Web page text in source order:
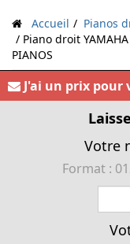
Accueil
Pianos
Piano droit
PIANOS
« Les pianos
japonais
J'ai un prix pour
Votre
Format :